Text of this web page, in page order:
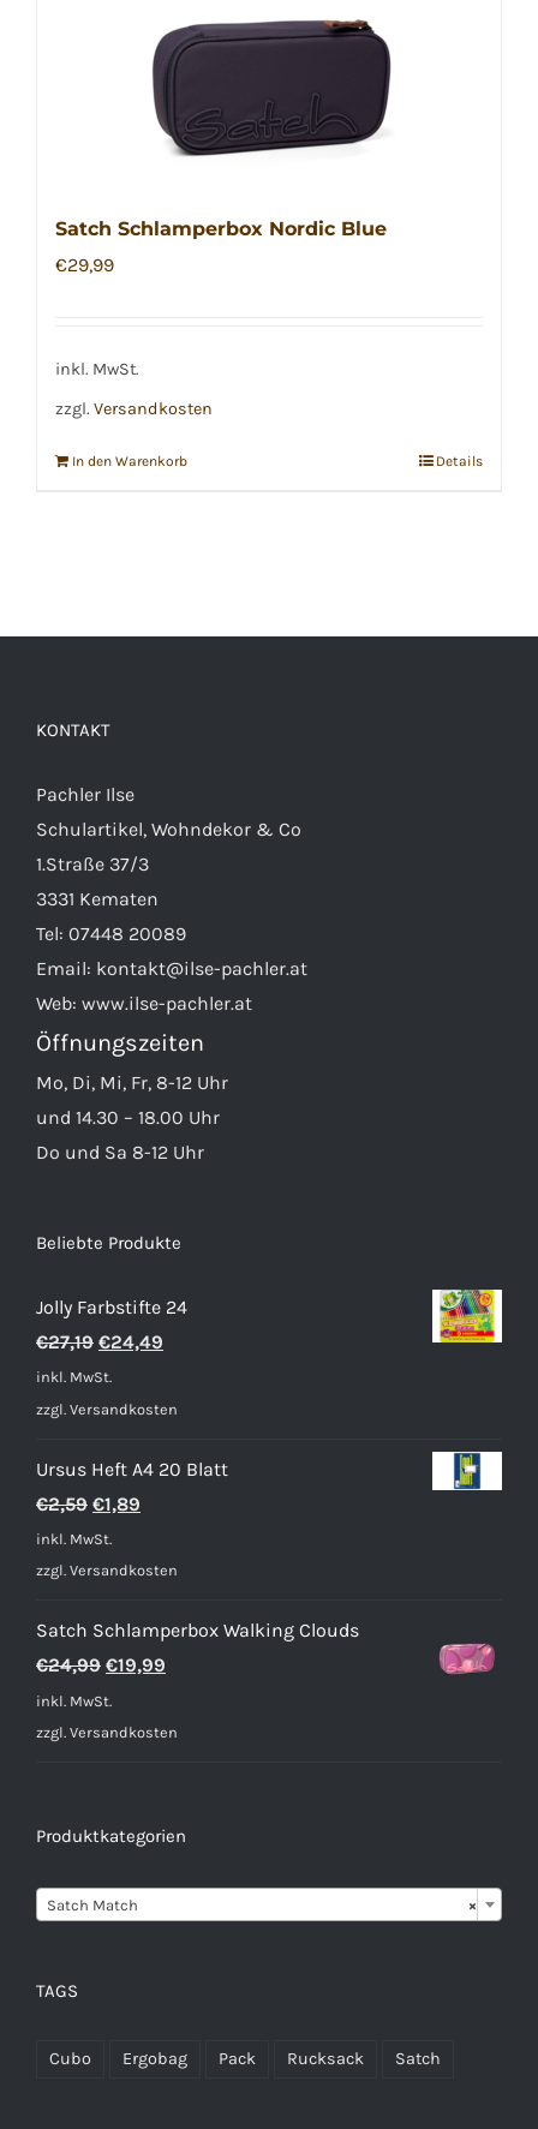
Satch Schlamperbox Nordic Blue
€29,99
inkl. MwSt.
zzgl. Versandkosten
In den Warenkorb Details
KONTAKT
Pachler Ilse
Schulartikel, Wohndekor & Co
1.Straße 37/3
3331 Kematen
Tel: 07448 20089
Email: kontakt@ilse-pachler.at
Web: www.ilse-pachler.at
Öffnungszeiten
Mo, Di, Mi, Fr, 8-12 Uhr
und 14.30 – 18.00 Uhr
Do und Sa 8-12 Uhr
Beliebte Produkte
Jolly Farbstifte 24
€27,19 Ursprünglicher
Preis
war:
€24,49
ist:
inkl. MwSt.
zzgl. Versandkosten
Ursus Heft A4 20 Blatt
€2,59 Ursprünglicher
Preis
war:
€1,89
ist:
inkl. MwSt.
zzgl. Versandkosten
Satch Schlamperbox Walking Clouds
€24,99 Ursprünglicher
Preis
war:
€19,99
ist:
inkl. MwSt.
zzgl. Versandkosten
Produktkategorien
×
Satch Match
TAGS
Cubo Ergobag Pack Rucksack Satch